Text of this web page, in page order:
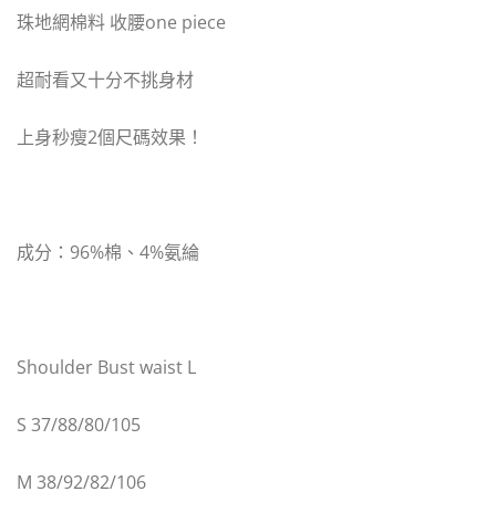
珠地網棉料 收腰one piece
超耐看又十分不挑身材
上身秒瘦2個尺碼效果！
成分：96%棉、4%氨綸
Shoulder Bust waist L
S 37/88/80/105
M 38/92/82/106